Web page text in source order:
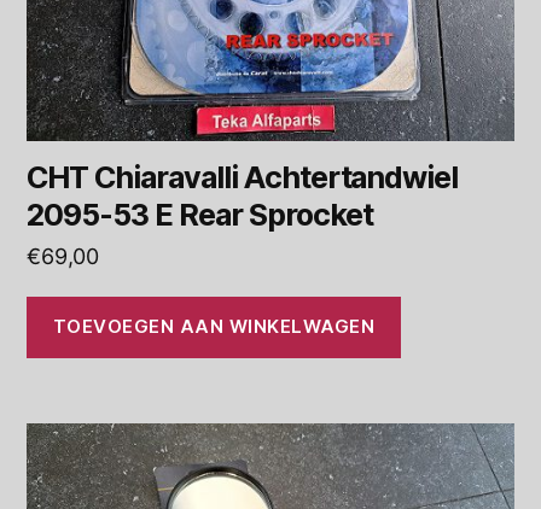
CHT Chiaravalli Achtertandwiel
2095-53 E Rear Sprocket
€69,00
TOEVOEGEN AAN WINKELWAGEN